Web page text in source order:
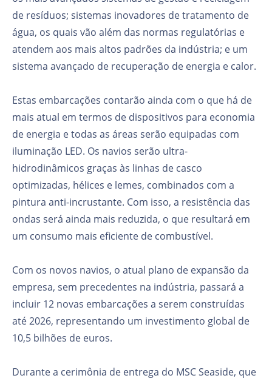
de resíduos; sistemas inovadores de tratamento de
água, os quais vão além das normas regulatórias e
atendem aos mais altos padrões da indústria; e um
sistema avançado de recuperação de energia e calor.
Estas embarcações contarão ainda com o que há de
mais atual em termos de dispositivos para economia
de energia e todas as áreas serão equipadas com
iluminação LED. Os navios serão ultra-
hidrodinâmicos graças às linhas de casco
optimizadas, hélices e lemes, combinados com a
pintura anti-incrustante. Com isso, a resistência das
ondas será ainda mais reduzida, o que resultará em
um consumo mais eficiente de combustível.
Com os novos navios, o atual plano de expansão da
empresa, sem precedentes na indústria, passará a
incluir 12 novas embarcações a serem construídas
até 2026, representando um investimento global de
10,5 bilhões de euros.
Durante a cerimônia de entrega do MSC Seaside, que